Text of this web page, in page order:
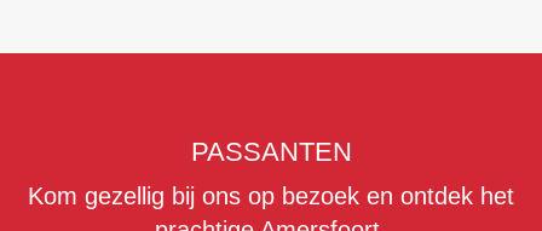
PASSANTEN
Kom gezellig bij ons op bezoek en ontdek het